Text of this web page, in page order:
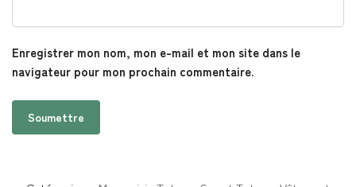
Enregistrer mon nom, mon e-mail et mon site dans le
navigateur pour mon prochain commentaire.